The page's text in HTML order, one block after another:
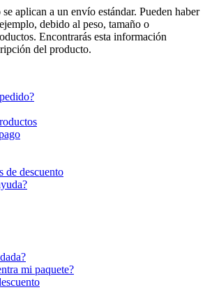
aplican a un envío estándar. Pueden haber
debido al peso, tamaño o
Encontrarás esta información
del producto.
de descuento
mi paquete?